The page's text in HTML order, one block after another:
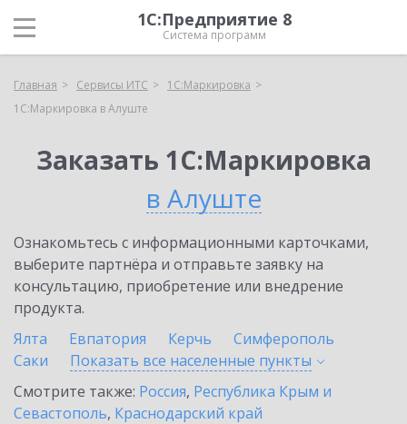
1С:Предприятие 8
Система программ
Главная Сервисы ИТС
1С:Маркировка
1С:Маркировка в Алуште
Заказать 1С:Маркировка
в Алуште
Ознакомьтесь с информационными карточками,
выберите партнёра и отправьте заявку на
консультацию, приобретение или внедрение
продукта.
Ялта
Евпатория Керчь
Симферополь
Саки
Показать все населенные пункты
Смотрите также: Россия, Республика Крым и
Севастополь, Краснодарский край